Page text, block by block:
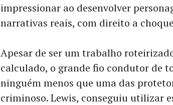
impressionar ao desenvolver
narrativas reais, com direito a
Apesar de ser um trabalho
calculado, o grande fio condutor de
ninguém menos que uma das
criminoso. Lewis, conseguiu utilizar